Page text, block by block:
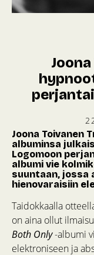
Joona Toivanen
albuminsa
Logomoon
albumi vie
suuntaan,
hienovaraisiin
Taidokkaalla
on aina ollut
Both Only-albumi
elektroniseen ja